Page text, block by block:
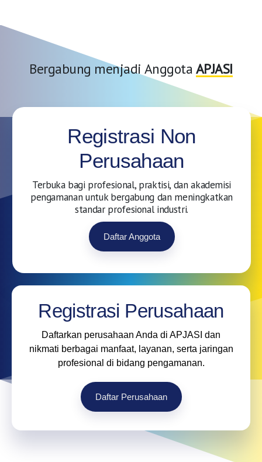
Bergabung menjadi Anggota APJASI
Registrasi Non
Perusahaan
Terbuka bagi profesional, praktisi, dan akademisi
pengamanan untuk bergabung dan meningkatkan
standar profesional industri.
Daftar Anggota
Registrasi Perusahaan
Daftarkan perusahaan Anda di APJASI dan
nikmati berbagai manfaat, layanan, serta jaringan
profesional di bidang pengamanan.
Daftar Perusahaan